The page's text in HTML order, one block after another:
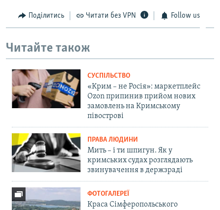
Поділитись Читати без VPN Follow us
Читайте також
СУСПІЛЬСТВО
«Крим – не Росія»: маркетплейс
Ozon припинив прийом нових
замовлень на Кримському
півострові
ПРАВА ЛЮДИНИ
Мить – і ти шпигун. Як у
кримських судах розглядають
звинувачення в держзраді
ФОТОГАЛЕРЕЇ
Краса Сімферопольського